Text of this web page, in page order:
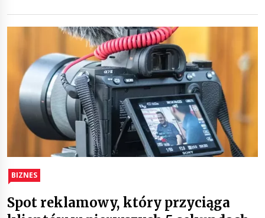
BIZNES
Spot reklamowy, który przyciąga